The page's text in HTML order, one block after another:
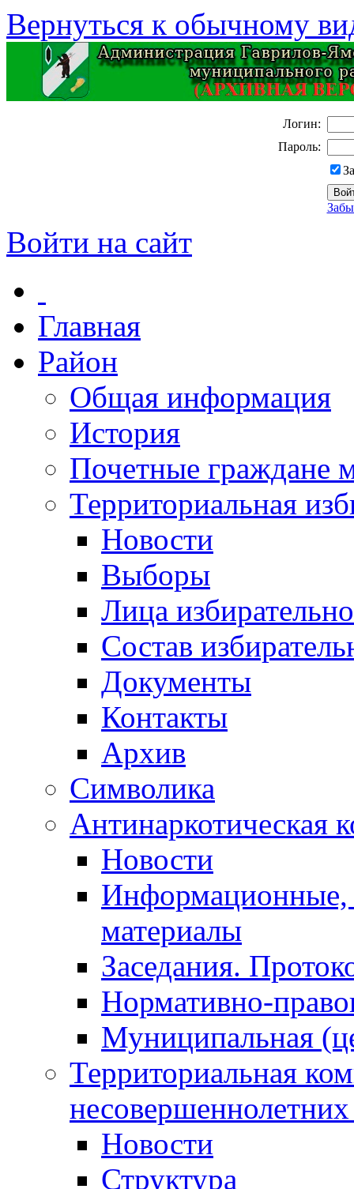
Вернуться к обычному
Логин:
Пароль:
Войти на сайт
Главная
Район
Общая информация
История
Почетные граждане
Территориальная
Новости
Выборы
Лица
Состав
Документы
Контакты
Архив
Символика
Антинаркотическая
Новости
Информационные,
материалы
Заседания.
Нормативно-
Муниципальная
Территориальная
Новости
Структура